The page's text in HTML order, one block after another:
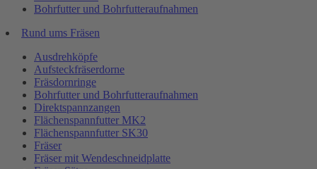
Bohrfutter und Bohrfutteraufnahmen
Rund ums Fräsen
Ausdrehköpfe
Aufsteckfräserdorne
Fräsdornringe
Bohrfutter und Bohrfutteraufnahmen
Direktspannzangen
Flächenspannfutter MK2
Flächenspannfutter SK30
Fräser
Fräser mit Wendeschneidplatte